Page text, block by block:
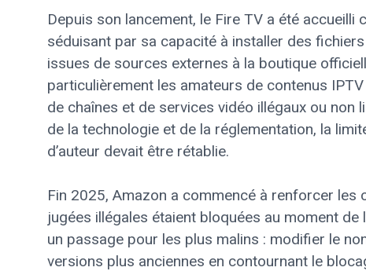
Depuis son lancement, le Fire TV a été
séduisant par sa capacité à installer des
issues de sources externes à la boutique
particulièrement les amateurs de contenus
de chaînes et de services vidéo illégaux ou
de la technologie et de la réglementation, la
d’auteur devait être rétablie.
Fin 2025, Amazon a commencé à renforcer
jugées illégales étaient bloquées au moment
un passage pour les plus malins : modifier le
versions plus anciennes en contournant le